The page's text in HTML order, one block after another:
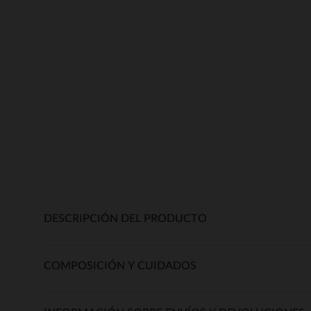
DESCRIPCIÓN DEL PRODUCTO
COMPOSICIÓN Y CUIDADOS